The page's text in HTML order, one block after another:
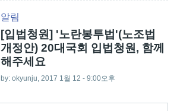
알림
[입법청원] '노란봉투법'(노조법
개정안) 20대국회 입법청원, 함께
해주세요
by: okyunju, 2017 1월 12 - 9:00오후